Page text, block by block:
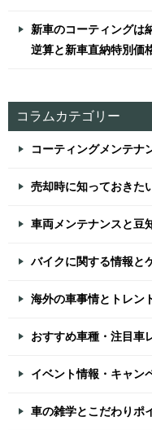
新車のコーティングは
逆算と新車直納特別価
コラムカテゴリー
コーティングメンテナ
売却時に知っておきた
車両メンテナンスと豆
バイクに関する情報と
海外の車事情とトレン
おすすめ車種・注目車
イベント情報・キャン
車の雑学とこだわりポ